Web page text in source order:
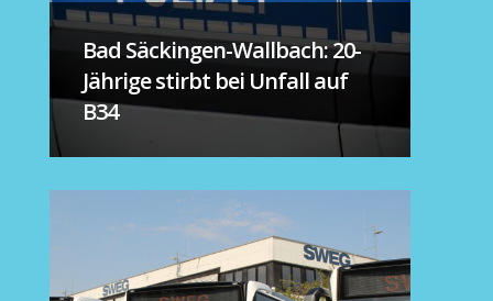
Bad Säckingen-Wallbach: 20-
Jährige stirbt bei Unfall auf
B34